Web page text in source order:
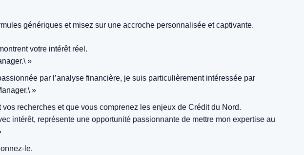
génériques et misez sur une accroche personnalisée et captivante.
votre intérêt réel.
»
par l’analyse financière, je suis particulièrement intéressée par
»
vos recherches et que vous comprenez les enjeux de Crédit du Nord.
intérêt, représente une opportunité passionnante de mettre mon expertise au
le.